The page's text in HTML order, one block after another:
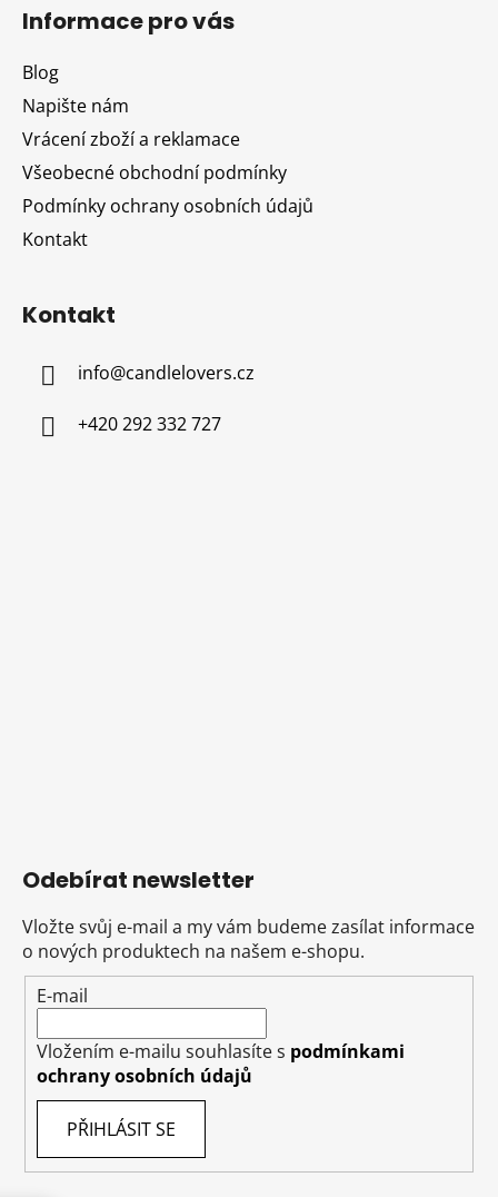
Informace pro vás
Blog
Napište nám
Vrácení zboží a reklamace
Všeobecné obchodní podmínky
Podmínky ochrany osobních údajů
Kontakt
Kontakt
info@candlelovers.cz
+420 292 332 727
Odebírat newsletter
Vložte svůj e-mail a my vám budeme zasílat informace
o nových produktech na našem e-shopu.
E-mail
Vložením e-mailu souhlasíte s podmínkami
ochrany osobních údajů
PŘIHLÁSIT SE